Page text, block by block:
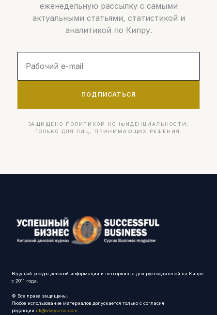
еженедельную рассылку с самыми
актуальными статьями, статистикой и
аналитикой по Кипру.
ПОДПИСАТЬСЯ
ЗАЩИЩЕНО ПОЛИТИКОЙ КОНФИДЕНЦИАЛЬНОСТИ.
ТОЛЬКО ДЛЯ ЛИЦ, ПРИНИМАЮЩИХ РЕШЕНИЯ.
Ведущий ресурс деловой информации и нетворкинга для руководителей на Кипре
с 2011 года.
© Все права защищены.
Любое использование материалов допускается только с согласия
редакции nk@vkcyprus.com